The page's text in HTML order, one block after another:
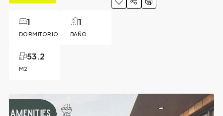
DORMITORIO
1
BAÑO
1
M2
53.2